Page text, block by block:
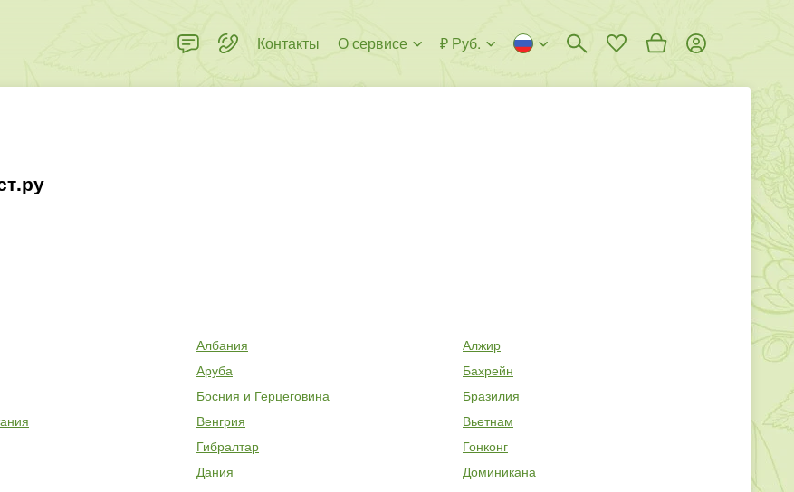
Контакты О сервисе ₽ Руб.
Албания
Алжир
Аруба
Бахрейн
Босния и Герцеговина
Бразилия
Венгрия
Вьетнам
Гибралтар
Гонконг
Дания
Доминикана